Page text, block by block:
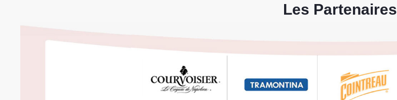
Les Partenaires